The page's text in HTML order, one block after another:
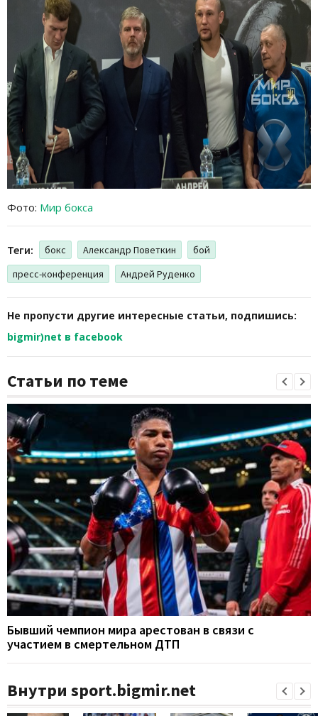
Фото: Мир бокса
Теги: бокс Александр Поветкин
бой
пресс-конференция
Андрей Руденко
Не пропусти другие интересные статьи, подпишись:
bigmir)net в facebook
Статьи по теме
Бывший чемпион мира арестован в связи с
участием в смертельном ДТП
Внутри sport.bigmir.net